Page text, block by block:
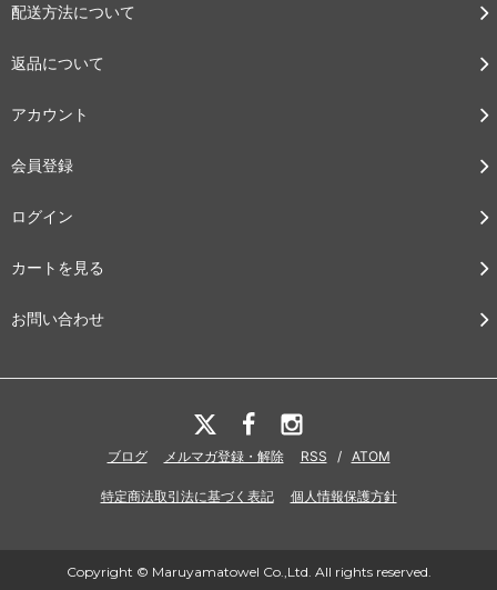
配送方法について
返品について
アカウント
会員登録
ログイン
カートを見る
お問い合わせ
ブログ メルマガ登録・解除 RSS / ATOM
特定商法取引法に基づく表記 個人情報保護方針
Copyright © Maruyamatowel Co.,Ltd. All rights reserved.